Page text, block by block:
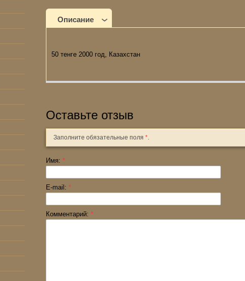
Описание
50 тенге 2000 год, Казахстан
Оставьте отзыв
Заполните обязательные поля *.
Имя: *
E-mail: *
Комментарий: *